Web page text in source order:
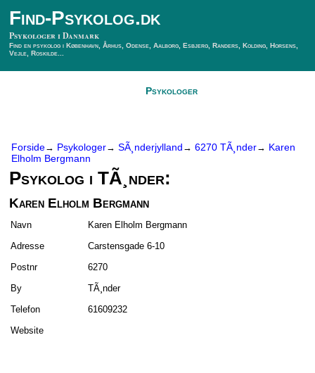
Find-Psykolog.dk
Psykologer i Danmark
Find en psykolog i København, Århus, Odense, Aalborg, Esbjerg, Randers, Kolding, Horsens,
Vejle, Roskilde...
Psykologer
Forside→ Psykologer→ SÃ¸nderjylland → 6270 TÃ¸nder→ Karen
Elholm Bergmann
Psykolog i TÃ¸nder:
Karen Elholm Bergmann
Navn
Karen Elholm Bergmann
Adresse
Carstensgade 6-10
Postnr
6270
By
TÃ¸nder
Telefon
61609232
Website